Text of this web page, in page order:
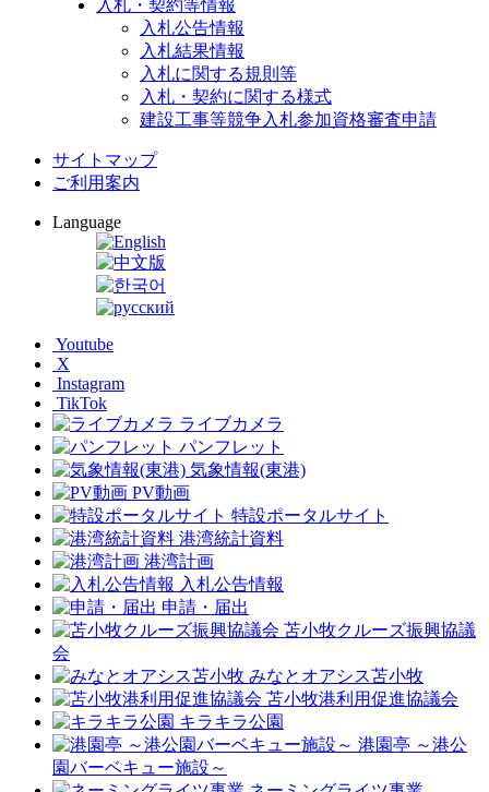
入札・契約等情報
入札公告情報
入札結果情報
入札に関する規則等
入札・契約に関する様式
建設工事等競争入札参加資格審査申請
サイトマップ
ご利用案内
Language
Youtube
X
Instagram
TikTok
ライブカメラ
パンフレット
気象情報(東港)
PV動画
特設ポータルサイト
港湾統計資料
港湾計画
入札公告情報
申請・届出
苫小牧クルーズ振興協議
会
みなとオアシス苫小牧
苫小牧港利用促進協議会
キラキラ公園
港園亭 ～港公
園バーベキュー施設～